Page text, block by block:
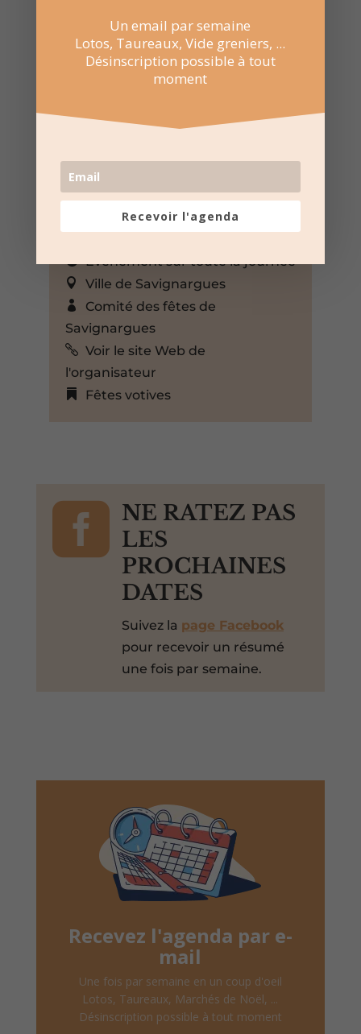
Événement sur toute la journée
Ville de Savignargues
Comité des fêtes de
Savignargues
Voir le site Web de
l'organisateur
Fêtes votives

NE RATEZ PAS
LES
PROCHAINES
DATES
Suivez la page Facebook
pour recevoir un résumé
une fois par semaine.
Recevez l'agenda par e-
mail
Une fois par semaine en un coup d'oeil
Lotos, Taureaux, Marchés de Noël, ...
Désinscription possible à tout moment
Un email par semaine
Lotos, Taureaux, Vide greniers, ...
Désinscription possible à tout
moment
Recevoir l'agenda